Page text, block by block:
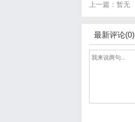
上一篇：暂无
最新评论(0)